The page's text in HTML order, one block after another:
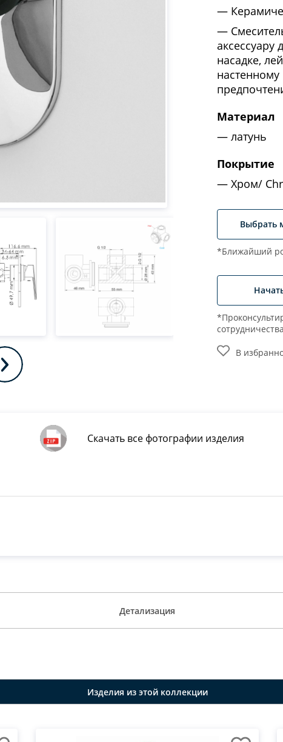
насадке,
Материал
латунь
Покрытие
Хром/
Выбрать
*Ближайший
В
Скачать все фотографии изделия
Детализация
Изделия из этой коллекции